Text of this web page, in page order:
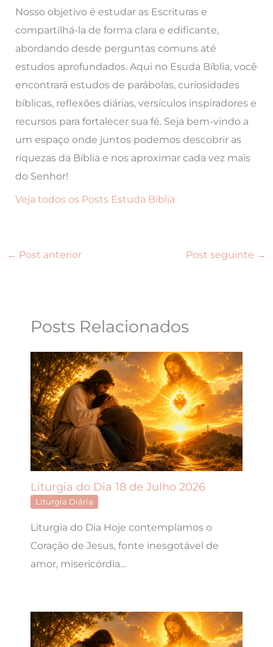
Nosso objetivo é estudar as Escrituras e
compartilhá-la de forma clara e edificante,
abordando desde perguntas comuns até
estudos aprofundados. Aqui no Esuda Bíblia, você
encontrará estudos de parábolas, curiosidades
bíblicas, reflexões diárias, versículos inspiradores e
recursos para fortalecer sua fé. Seja bem-vindo a
um espaço onde juntos podemos descobrir as
riquezas da Bíblia e nos aproximar cada vez mais
do Senhor!
Veja todos os Posts Estuda Bíblia
← Post anterior Post seguinte →
Posts Relacionados
Liturgia do Dia 18 de Julho 2026
Liturgia Diária
Liturgia do Dia Hoje contemplamos o
Coração de Jesus, fonte inesgotável de
amor, misericórdia…